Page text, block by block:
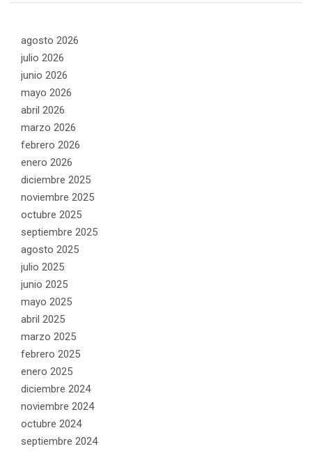
agosto 2026
julio 2026
junio 2026
mayo 2026
abril 2026
marzo 2026
febrero 2026
enero 2026
diciembre 2025
noviembre 2025
octubre 2025
septiembre 2025
agosto 2025
julio 2025
junio 2025
mayo 2025
abril 2025
marzo 2025
febrero 2025
enero 2025
diciembre 2024
noviembre 2024
octubre 2024
septiembre 2024